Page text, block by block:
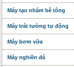
Máy tạo nhám bê tông
Máy trát tường tự động
Máy bơm vữa
Máy nghiền đá